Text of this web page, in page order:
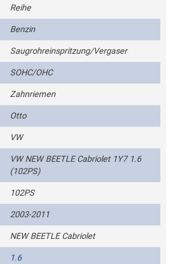
Reihe
Benzin
Saugrohreinspritzung/Vergaser
SOHC/OHC
Zahnriemen
Otto
VW
VW NEW BEETLE Cabriolet 1Y7 1.6
(102PS)
102PS
2003-2011
NEW BEETLE Cabriolet
1.6